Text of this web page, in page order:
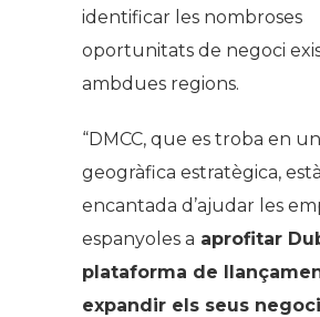
identificar les nombroses
oportunitats de negoci
ambdues regions.
“DMCC, que es troba en
geogràfica estratègica, està
encantada d’ajudar les
espanyoles a aprofitar
plataforma de
expandir els seus